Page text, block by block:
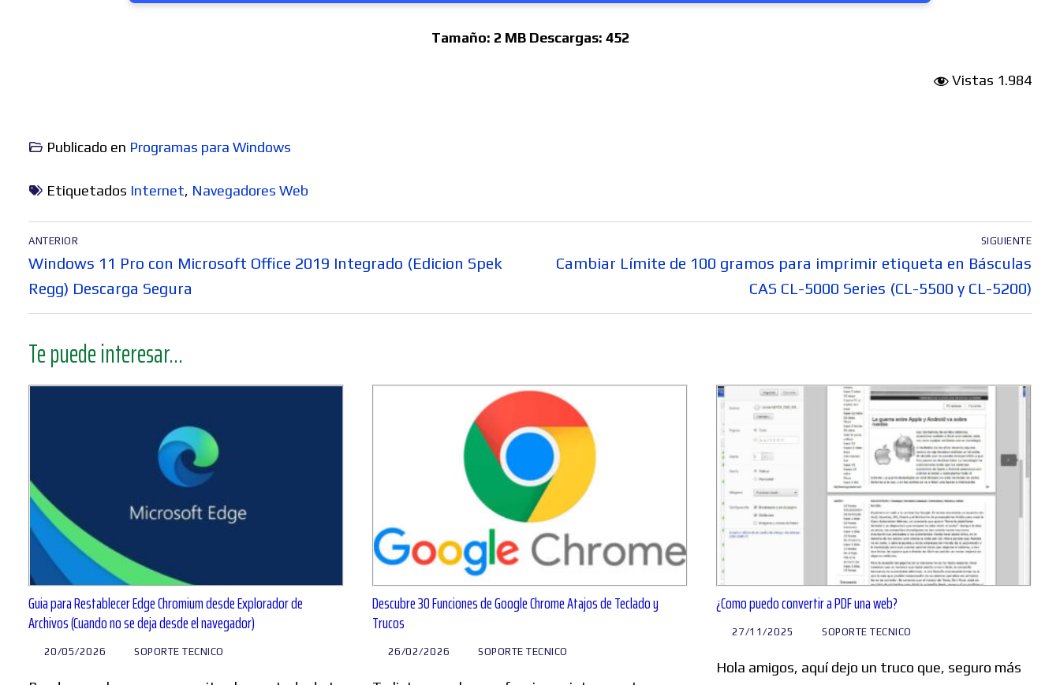
Tamaño: 2 MB Descargas: 452
Vistas 1.984
Publicado en Programas para Windows
Etiquetados Internet, Navegadores Web
Navegación
de
entradas
ANTERIOR
Entrada
anterior:
Windows 11 Pro con Microsoft Office 2019 Integrado (Edicion Spek
Regg) Descarga Segura
SIGUIENTE
Entrada
Cambiar Límite de 100 gramos para imprimir etiqueta en Básculas
CAS CL-5000 Series (CL-5500 y CL-5200)
Te puede interesar...
Guia para Restablecer Edge Chromium desde Explorador de
Archivos (Cuando no se deja desde el navegador)
20/05/2026 SOPORTE TECNICO
Descubre 30 Funciones de Google Chrome Atajos de Teclado y
Trucos
26/02/2026 SOPORTE TECNICO
¿Como puedo convertir a PDF una web?
27/11/2025 SOPORTE TECNICO
Hola amigos, aquí dejo un truco que, seguro más